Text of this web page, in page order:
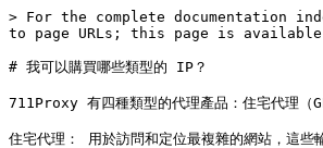
> For the complete documentation
to page URLs; this page is
# 我可以購買哪些類型的 IP？
711Proxy 有四種類型的代理產品：住宅代理（
住宅代理： 用於訪問和定位最複雜的網站，這